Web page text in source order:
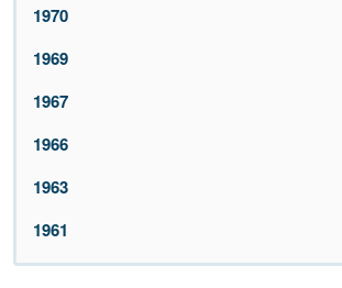
1970
1969
1967
1966
1963
1961